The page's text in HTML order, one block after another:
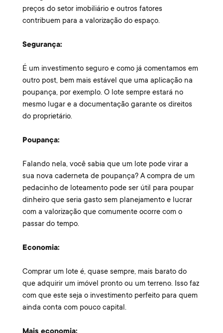
preços do setor imobiliário e outros fatores
contribuem para a valorização do espaço.
Segurança:
É um investimento seguro e como já comentamos em
outro post, bem mais estável que uma aplicação na
poupança, por exemplo. O lote sempre estará no
mesmo lugar e a documentação garante os direitos
do proprietário.
Poupança:
Falando nela, você sabia que um lote pode virar a
sua nova caderneta de poupança? A compra de um
pedacinho de loteamento pode ser útil para poupar
dinheiro que seria gasto sem planejamento e lucrar
com a valorização que comumente ocorre com o
passar do tempo.
Economia:
Comprar um lote é, quase sempre, mais barato do
que adquirir um imóvel pronto ou um terreno. Isso faz
com que este seja o investimento perfeito para quem
ainda conta com pouco capital.